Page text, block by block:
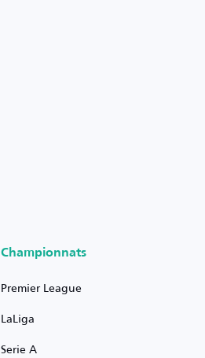
Championnats
Premier League
LaLiga
Serie A